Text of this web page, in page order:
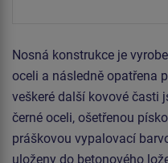
Nosná konstrukce je
oceli a následně opatřena
veškeré další kovové časti
černé oceli, ošetřenou
práškovou vypalovací
uloženy do betonového